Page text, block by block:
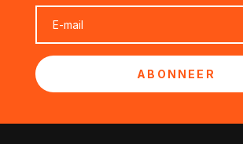
ABONNEER